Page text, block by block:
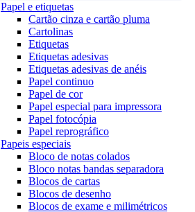
Papel e etiquetas
Cartão cinza e cartão pluma
Cartolinas
Etiquetas
Etiquetas adesivas
Etiquetas adesivas de anéis
Papel continuo
Papel de cor
Papel especial para impressora
Papel fotocópia
Papel reprográfico
Papeis especiais
Bloco de notas colados
Bloco notas bandas separadora
Blocos de cartas
Blocos de desenho
Blocos de exame e milimétricos